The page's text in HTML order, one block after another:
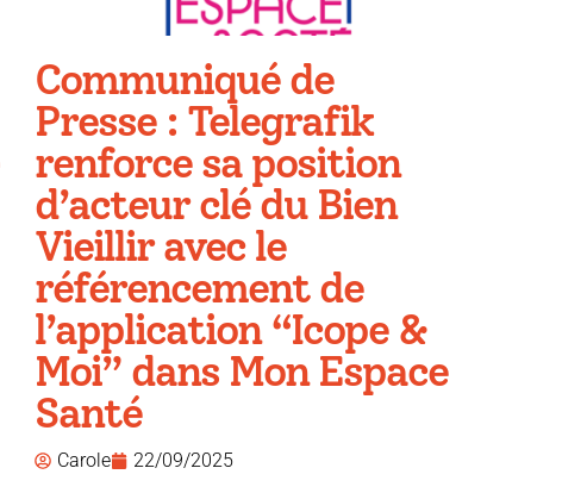
Communiqué de
Presse : Telegrafik
renforce sa position
d’acteur clé du Bien
Vieillir avec le
référencement de
l’application “Icope &
Moi” dans Mon Espace
Santé
Carole 22/09/2025